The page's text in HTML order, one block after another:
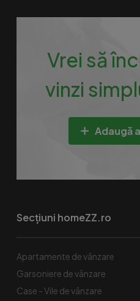
Vrei să
vinzi
Adaugă
Secțiuni homeZZ.ro
Apartamente de vânzare
Garsoniere de vânzare
Case - Vile de vânzare